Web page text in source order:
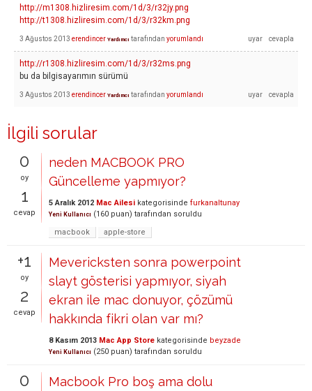
http://m1308.hizliresim.com/1d/3/r32jy.png
http://t1308.hizliresim.com/1d/3/r32km.png
3 Ağustos 2013 erendincer Yardımcı tarafından yorumlandı
http://r1308.hizliresim.com/1d/3/r32ms.png
bu da bilgisayarımın sürümü
3 Ağustos 2013 erendincer Yardımcı tarafından yorumlandı
İlgili sorular
0
oy
1
cevap
neden MACBOOK PRO
Güncelleme yapmıyor?
5 Aralık 2012 Mac Ailesi kategorisinde furkanaltunay
Yeni Kullanıcı (160 puan) tarafından soruldu
macbook
apple-store
+1
oy
2
cevap
Mevericksten sonra powerpoint
slayt gösterisi yapmıyor, siyah
ekran ile mac donuyor, çözümü
hakkında fikri olan var mı?
8 Kasım 2013 Mac App Store kategorisinde beyzade
Yeni Kullanıcı (250 puan) tarafından soruldu
0
Macbook Pro boş ama dolu